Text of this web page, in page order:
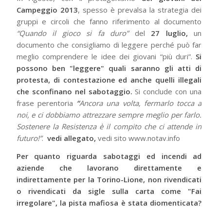
Campeggio 2013, spesso è prevalsa la strategia dei
gruppi e circoli che fanno riferimento al documento
“Quando il gioco si fa duro”del 27 luglio, un
documento che consigliamo di leggere perché può far
meglio comprendere le idee dei giovani “più duri”. Si
possono ben "leggere" quali saranno gli atti di
protesta, di contestazione ed anche quelli illegali
che sconfinano nel sabotaggio.Si conclude con una
frase perentoria “Ancora una volta, fermarlo tocca a
noi, e ci dobbiamo attrezzare sempre meglio per farlo.
Sostenere la Resistenza è il compito che ci attende in
futuro!”. vedi allegato, vedi sito www.notav.info
Per quanto riguarda sabotaggi ed incendi ad
aziende che lavorano direttamente e
indirettamente per la Torino-Lione, non rivendicati
o rivendicati da sigle sulla carta come "Fai
irregolare", la pista mafiosa è stata diomenticata?